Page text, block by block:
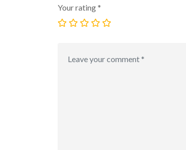
Your rating*